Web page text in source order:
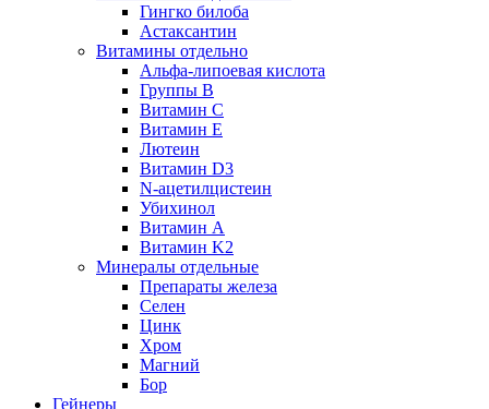
Гингко билоба
Астаксантин
Витамины отдельно
Альфа-липоевая кислота
Группы B
Витамин С
Витамин Е
Лютеин
Витамин D3
N-ацетилцистеин
Убихинол
Витамин А
Витамин K2
Минералы отдельные
Препараты железа
Селен
Цинк
Хром
Магний
Бор
Гейнеры